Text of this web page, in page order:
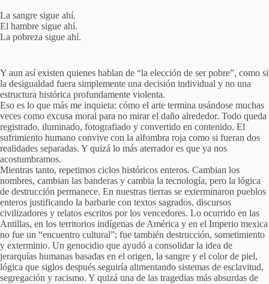
La sangre sigue ahí.
El hambre sigue ahí.
La pobreza sigue ahí.
Y aun así existen quienes hablan de “la elección de ser pobre”, como si
la desigualdad fuera simplemente una decisión individual y no una
estructura histórica profundamente violenta.
Eso es lo que más me inquieta: cómo el arte termina usándose muchas
veces como excusa moral para no mirar el daño alrededor. Todo queda
registrado, iluminado, fotografiado y convertido en contenido. El
sufrimiento humano convive con la alfombra roja como si fueran dos
realidades separadas. Y quizá lo más aterrador es que ya nos
acostumbramos.
Mientras tanto, repetimos ciclos históricos enteros. Cambian los
nombres, cambian las banderas y cambia la tecnología, pero la lógica
de destrucción permanece. En nuestras tierras se exterminaron pueblos
enteros justificando la barbarie con textos sagrados, discursos
civilizadores y relatos escritos por los vencedores. Lo ocurrido en las
Antillas, en los territorios indígenas de América y en el Imperio mexica
no fue un “encuentro cultural”; fue también destrucción, sometimiento
y exterminio. Un genocidio que ayudó a consolidar la idea de
jerarquías humanas basadas en el origen, la sangre y el color de piel,
lógica que siglos después seguiría alimentando sistemas de esclavitud,
segregación y racismo. Y quizá una de las tragedias más absurdas de